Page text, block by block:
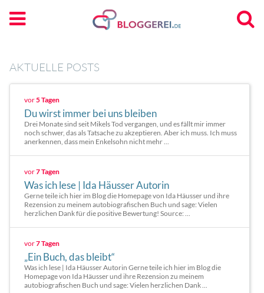
AKTUELLE POSTS
vor5 Tagen
Du wirst immer bei uns bleiben
Drei Monate sind seit Mikels Tod vergangen, und es fällt mir immer
noch schwer, das als Tatsache zu akzeptieren. Aber ich muss. Ich muss
anerkennen, dass mein Enkelsohn nicht mehr ...
vor7 Tagen
Was ich lese | Ida Häusser Autorin
Gerne teile ich hier im Blog die Homepage von Ida Häusser und ihre
Rezension zu meinem autobiografischen Buch und sage: Vielen
herzlichen Dank für die positive Bewertung! Source: ...
vor7 Tagen
„Ein Buch, das bleibt“
Was ich lese | Ida Häusser Autorin Gerne teile ich hier im Blog die
Homepage von Ida Häusser und ihre Rezension zu meinem
autobiografischen Buch und sage: Vielen herzlichen Dank ...